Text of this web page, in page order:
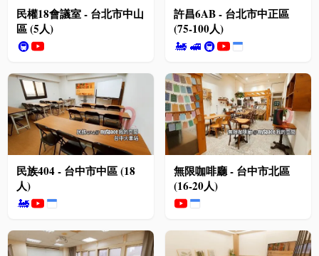
民權18會議室 - 台北市中山
區 (5人)
🚇
許昌6AB - 台北市中正區
(75-100人)
🚂 🚅🚇
民族404 - 台中市中區 (18
人)
🚂
無限咖啡廳 - 台中市北區
(16-20人)